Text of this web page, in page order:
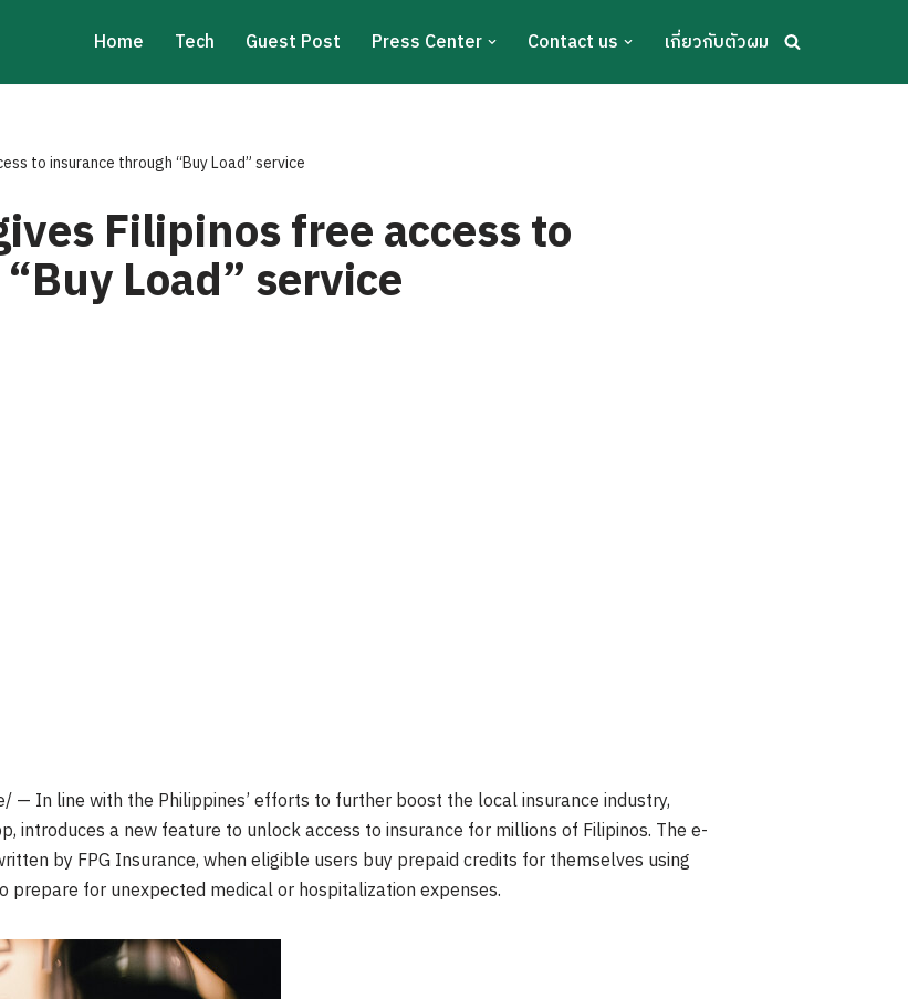
Home Tech Guest Post Press Center Contact us เกี่ยวกับตัวผม
to insurance through “Buy Load” service
Filipinos free access to
Load” service
— In line with the Philippines’efforts to further boost the local insurance industry,
introduces a new feature to unlock access to insurance for millions of Filipinos. The e-
by FPG Insurance, when eligible users buy prepaid credits for themselves using
prepare for unexpected medical or hospitalization expenses.